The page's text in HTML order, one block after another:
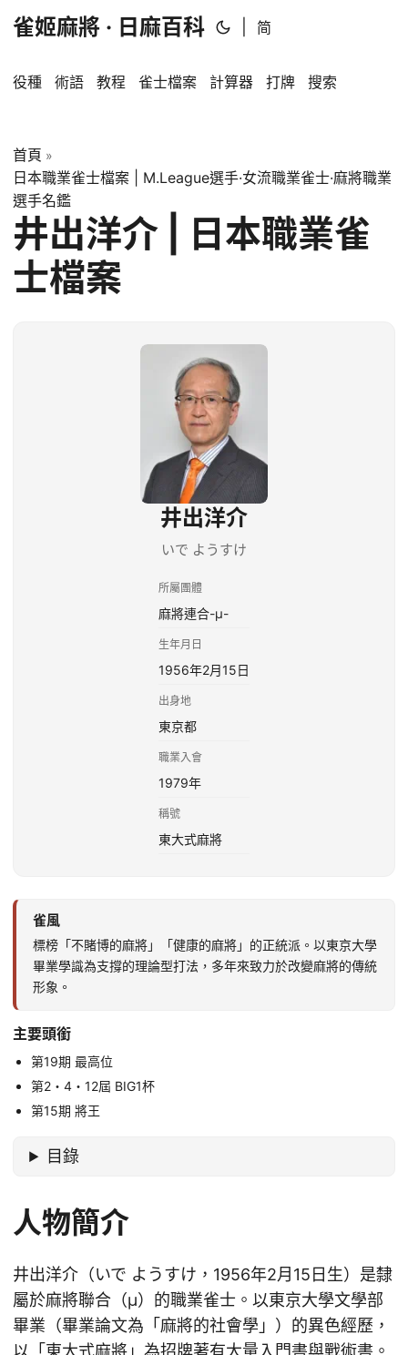
雀姬麻將 · 日麻百科 简
役種 術語 教程 雀士檔案 計算器 打牌 搜索
首頁 »
日本職業雀士檔案 | M.League選手·女流職業雀士·麻將職業
選手名鑑
井出洋介 | 日本職業雀
士檔案
井出洋介
いで ようすけ
所屬團體
麻將連合-μ-
生年月日
1956年2月15日
出身地
東京都
職業入會
1979年
稱號
東大式麻將
雀風
標榜「不賭博的麻將」「健康的麻將」的正統派。以東京大學
畢業學識為支撐的理論型打法，多年來致力於改變麻將的傳統
形象。
主要頭銜
第19期 最高位
第2・4・12屆 BIG1杯
第15期 將王
目錄
人物簡介
井出洋介（いで ようすけ，1956年2月15日生）是隸
屬於麻將聯合（μ）的職業雀士。以東京大學文學部
畢業（畢業論文為「麻將的社會學」）的異色經歷，